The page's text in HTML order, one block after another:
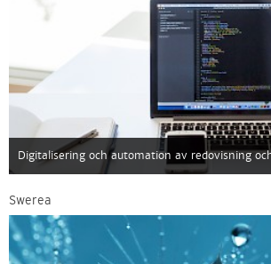
Digitalisering och automation av redovisning
Swerea